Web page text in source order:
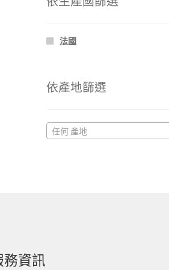
法國
依產地篩選
任何 產地
務資訊